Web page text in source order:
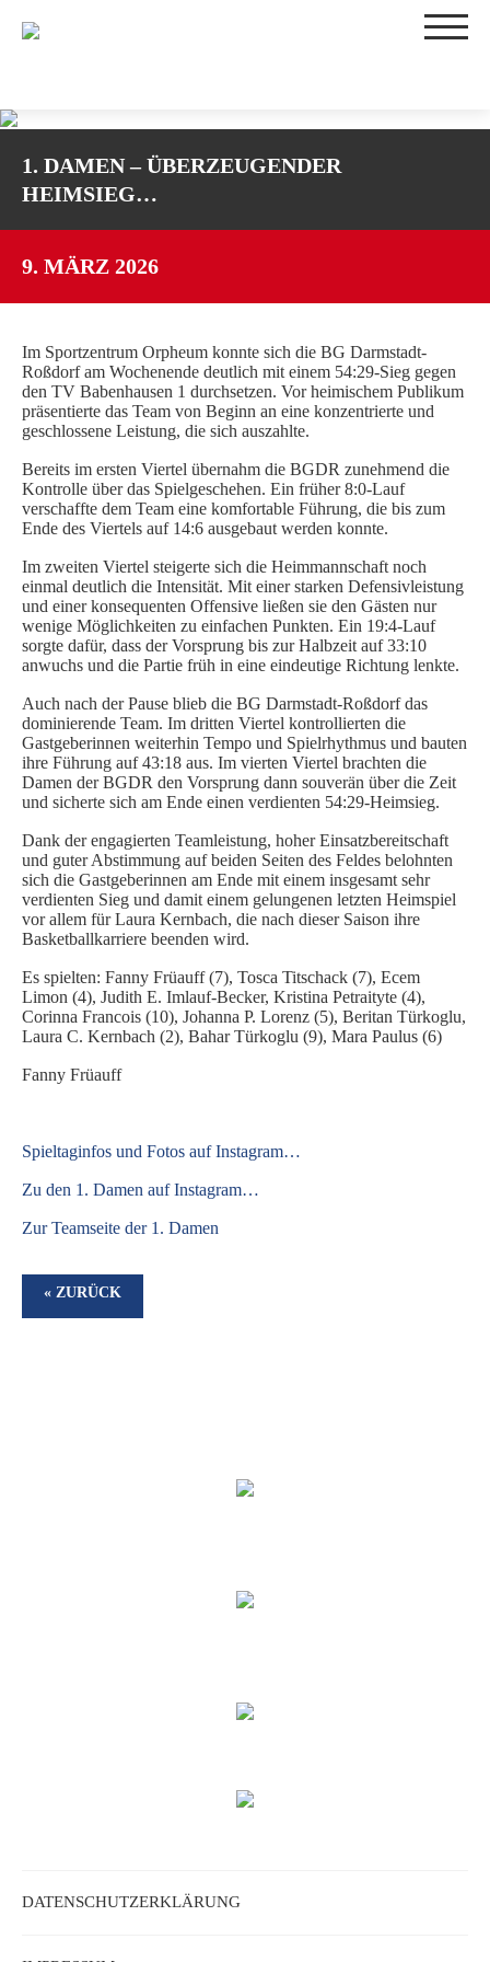
TEAMS
1. DAMEN
2. DAMEN
3. DAMEN
WU16-1
WU14-2
WU12
WU10
TRAININGSZEITEN
SPIELBETRIEB
SPIELORGANISATION
BGDR-INSIDE
WER WIR SIND…
TRAINER*INNEN
ORTHOPÄDISCHES TEAM
FÖRDERUNG
MITGLIEDSANTRAG
SHOP
1. DAMEN – ÜBERZEUGENDER
HEIMSIEG…
9. MÄRZ 2026
Im Sportzentrum Orpheum konnte sich die BG Darmstadt-
Roßdorf am Wochenende deutlich mit einem 54:29-Sieg gegen
den TV Babenhausen 1 durchsetzen. Vor heimischem Publikum
präsentierte das Team von Beginn an eine konzentrierte und
geschlossene Leistung, die sich auszahlte.
Bereits im ersten Viertel übernahm die BGDR zunehmend die
Kontrolle über das Spielgeschehen. Ein früher 8:0-Lauf
verschaffte dem Team eine komfortable Führung, die bis zum
Ende des Viertels auf 14:6 ausgebaut werden konnte.
Im zweiten Viertel steigerte sich die Heimmannschaft noch
einmal deutlich die Intensität. Mit einer starken Defensivleistung
und einer konsequenten Offensive ließen sie den Gästen nur
wenige Möglichkeiten zu einfachen Punkten. Ein 19:4-Lauf
sorgte dafür, dass der Vorsprung bis zur Halbzeit auf 33:10
anwuchs und die Partie früh in eine eindeutige Richtung lenkte.
Auch nach der Pause blieb die BG Darmstadt-Roßdorf das
dominierende Team. Im dritten Viertel kontrollierten die
Gastgeberinnen weiterhin Tempo und Spielrhythmus und bauten
ihre Führung auf 43:18 aus. Im vierten Viertel brachten die
Damen der BGDR den Vorsprung dann souverän über die Zeit
und sicherte sich am Ende einen verdienten 54:29-Heimsieg.
Dank der engagierten Teamleistung, hoher Einsatzbereitschaft
und guter Abstimmung auf beiden Seiten des Feldes belohnten
sich die Gastgeberinnen am Ende mit einem insgesamt sehr
verdienten Sieg und damit einem gelungenen letzten Heimspiel
vor allem für Laura Kernbach, die nach dieser Saison ihre
Basketballkarriere beenden wird.
Es spielten: Fanny Früauff (7), Tosca Titschack (7), Ecem
Limon (4), Judith E. Imlauf-Becker, Kristina Petraityte (4),
Corinna Francois (10), Johanna P. Lorenz (5), Beritan Türkoglu,
Laura C. Kernbach (2), Bahar Türkoglu (9), Mara Paulus (6)
Fanny Früauff
Spieltaginfos und Fotos auf Instagram…
Zu den 1. Damen auf Instagram…
Zur Teamseite der 1. Damen
« ZURÜCK
DATENSCHUTZERKLÄRUNG